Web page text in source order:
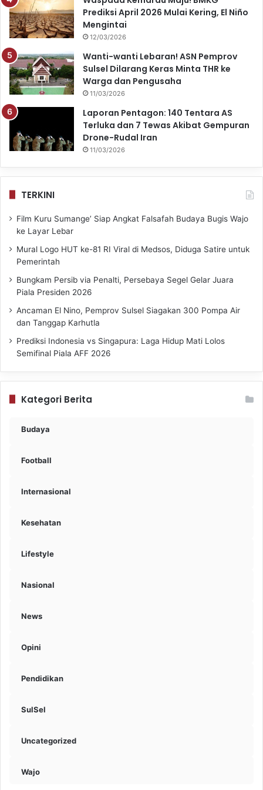
Prediksi April 2026 Mulai Kering, El Niño
Mengintai
12/03/2026
Wanti-wanti Lebaran! ASN Pemprov
Sulsel Dilarang Keras Minta THR ke
Warga dan Pengusaha
11/03/2026
Laporan Pentagon: 140 Tentara AS
Terluka dan 7 Tewas Akibat Gempuran
Drone-Rudal Iran
11/03/2026
TERKINI
Film Kuru Sumange’ Siap Angkat Falsafah Budaya Bugis Wajo
ke Layar Lebar
Mural Logo HUT ke-81 RI Viral di Medsos, Diduga Satire untuk
Pemerintah
Bungkam Persib via Penalti, Persebaya Segel Gelar Juara
Piala Presiden 2026
Ancaman El Nino, Pemprov Sulsel Siagakan 300 Pompa Air
dan Tanggap Karhutla
Prediksi Indonesia vs Singapura: Laga Hidup Mati Lolos
Semifinal Piala AFF 2026
Kategori Berita
Budaya
Football
Internasional
Kesehatan
Lifestyle
Nasional
News
Opini
Pendidikan
SulSel
Uncategorized
Wajo